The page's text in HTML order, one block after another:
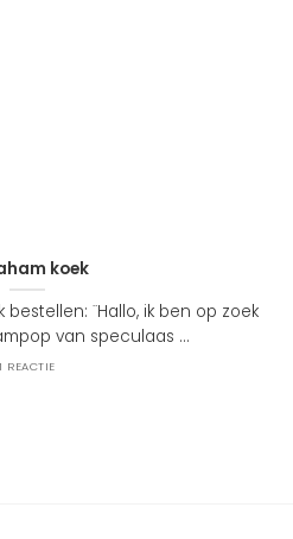
koek
¨Hallo, ik ben op zoek
van speculaas ...
1 REACTIE